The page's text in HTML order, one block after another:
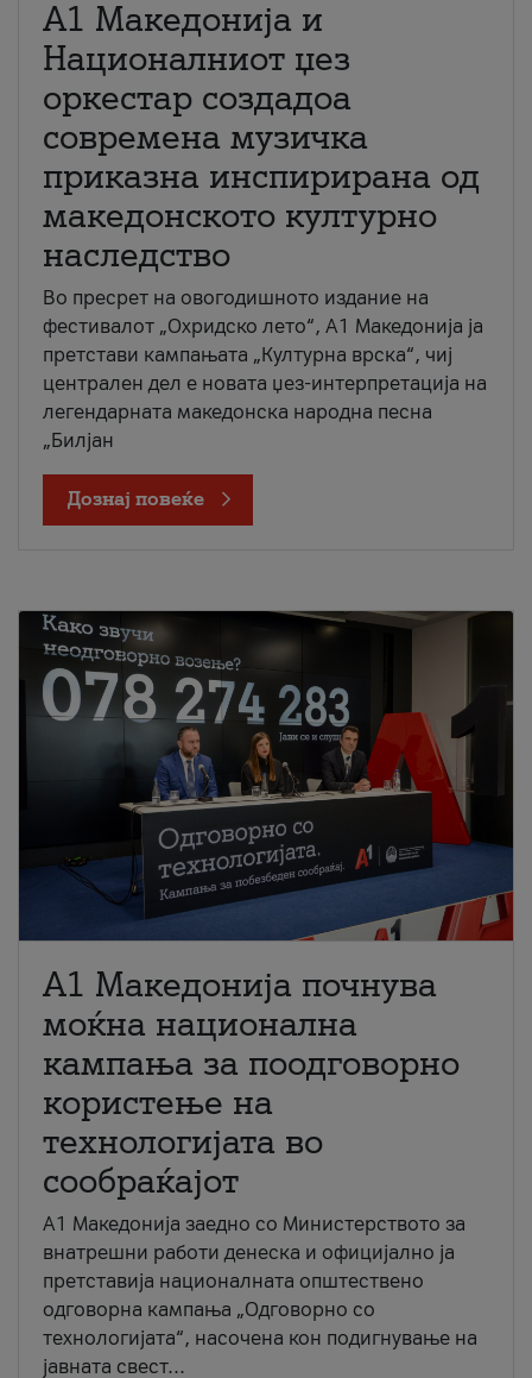
А1 Македонија и
Националниот џез
оркестар создадоа
современа музичка
приказна инспирирана од
македонското културно
наследство
Во пресрет на овогодишното издание на
фестивалот „Охридско лето“, А1 Македонија ја
претстави кампањата „Културна врска“, чиј
централен дел е новата џез-интерпретација на
легендарната македонска народна песна
„Билјан
Дознај повеќе
A1 Македонија почнува
моќна национална
кампања за поодговорно
користење на
технологијата во
сообраќајот
A1 Македонија заедно со Министерството за
внатрешни работи денеска и официјално ја
претставија националната општествено
одговорна кампања „Одговорно со
технологијата“, насочена кон подигнување на
јавната свест...